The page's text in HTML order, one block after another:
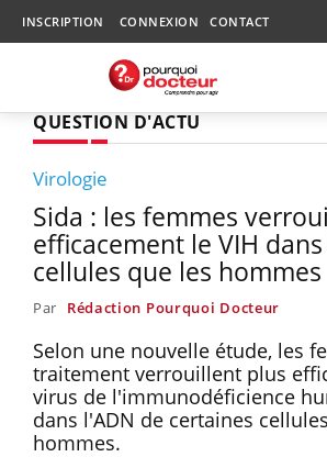
INSCRIPTION CONNEXION CONTACT
QUESTION D'ACTU
Virologie
Sida : les femmes
efficacement le VIH
cellules que les hommes
Par Rédaction Pourquoi Docteur
Selon une nouvelle étude, les
traitement verrouillent plus
virus de l'immunodéficience
dans l'ADN de certaines
hommes.